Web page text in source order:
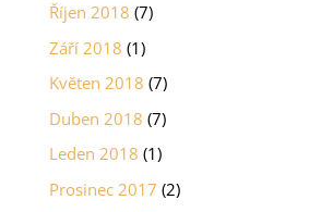
Říjen 2018 (7)
Září 2018 (1)
Květen 2018 (7)
Duben 2018 (7)
Leden 2018 (1)
Prosinec 2017 (2)